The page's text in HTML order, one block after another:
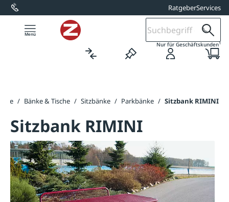
springen RatgeberServices
Nur für Geschäftskunden1
/ Bänke & Tische / Sitzbänke / Parkbänke / Sitzbank RIMINI
Sitzbank RIMINI